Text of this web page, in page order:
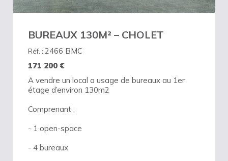
BUREAUX 130M² – CHOLET
Réf. : 2466 BMC
171 200 €
A vendre un local a usage de bureaux au 1er
étage d’environ 130m2
Comprenant :
- 1 open-space
- 4 bureaux